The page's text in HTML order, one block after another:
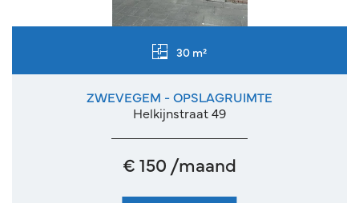
30 m²
ZWEVEGEM - OPSLAGRUIMTE
Helkijnstraat 49
€ 150 /maand